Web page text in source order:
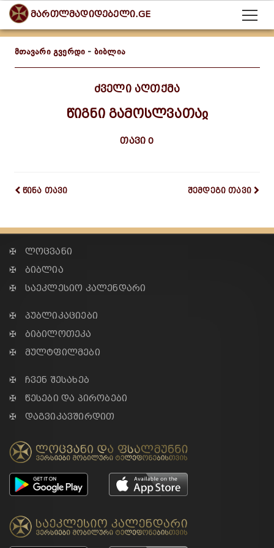
მართლმადიდებელი.GE
მთავარი გვერდი - ბიბლია
ძველი აღთქმა
წიგნი გამოსლვათაჲ
თავი 0
წინა თავი შემდეგი თავი
✠ ლოცვანი
✠ ბიბლია
✠ საეკლესიო კალენდარი
✠ პუბლიკაციები
✠ ბიბილოთეკა
✠ მულტფილმები
✠ ჩვენ შესახებ
✠ წესები და პირობები
✠ დაგვიკავშირდით